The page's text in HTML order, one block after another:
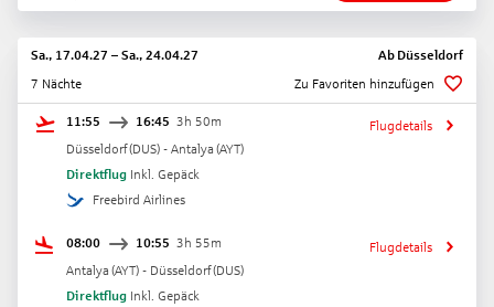
Sa., 17.04.27 – Sa., 24.04.27 Ab Düsseldorf
7 Nächte
Zu Favoriten hinzufügen
11:55 16:45 3h 50m
Düsseldorf(DUS) - Antalya (AYT)
Direktflug Inkl. Gepäck
Freebird Airlines
Flugdetails
08:00 10:55 3h 55m
Antalya (AYT) - Düsseldorf(DUS)
Direktflug Inkl. Gepäck
Flugdetails